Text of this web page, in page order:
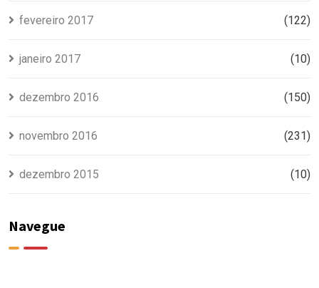
fevereiro 2017 (122)
janeiro 2017 (10)
dezembro 2016 (150)
novembro 2016 (231)
dezembro 2015 (10)
Navegue